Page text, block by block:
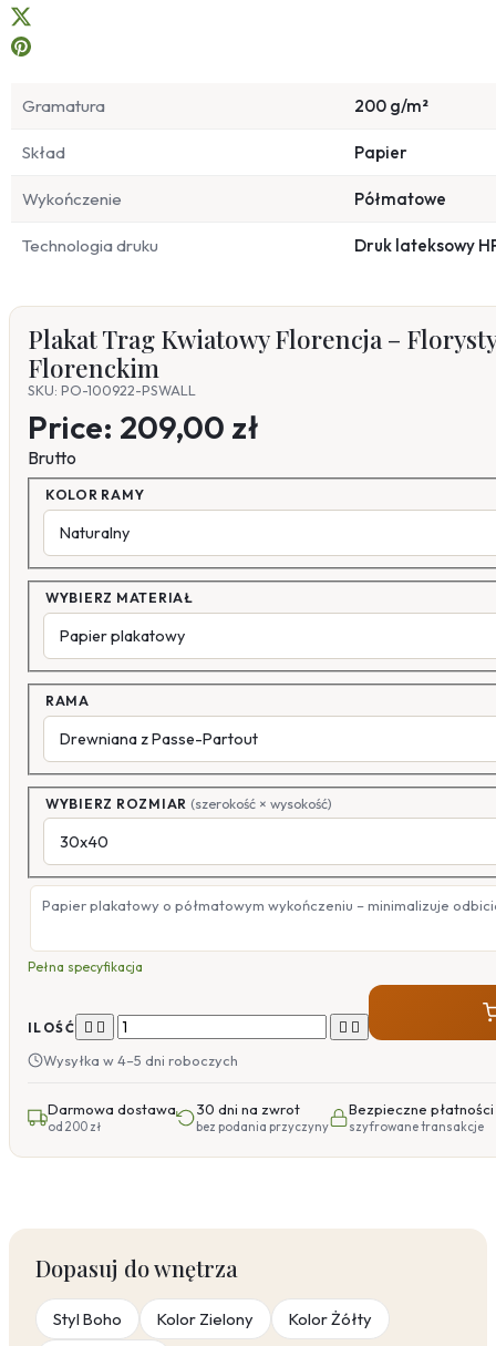
Gramatura 200 g/m²
Skład Papier
Wykończenie Półmatowe
Technologia druku Druk lateksowy
Plakat Trag Kwiatowy Florencja –
Florenckim
SKU: PO-100922-PSWALL
Price: 209,00 zł
Brutto
KOLOR RAMY
WYBIERZ MATERIAŁ
RAMA
WYBIERZ ROZMIAR (szerokość × wysokość)
Papier plakatowy o półmatowym wykończeniu – minimalizuje
Pełna specyfikacja
ILOŚĆ    
Wysyłka w 4–5 dni roboczych
Darmowa dostawa
od 200 zł
30 dni na zwrot
bez podania przyczyny
Bezpieczne płatności
szyfrowane transakcje
Dopasuj do wnętrza
Styl Boho Kolor Zielony
Kolor Żółty